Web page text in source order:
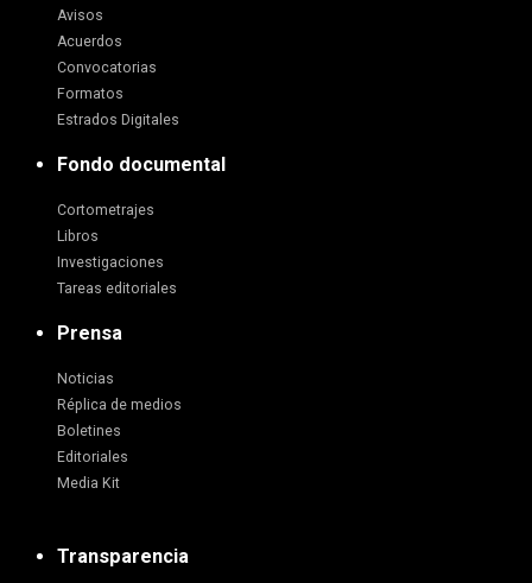
Avisos
Acuerdos
Convocatorias
Formatos
Estrados Digitales
Fondo documental
Cortometrajes
Libros
Investigaciones
Tareas editoriales
Prensa
Noticias
Réplica de medios
Boletines
Editoriales
Media Kit
Transparencia